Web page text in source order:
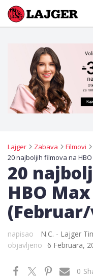
Lajger
Lajger Zabava
Filmovi
20
HBO Max
napisao
N.C. - Lajger
objavljeno
6 Februara,
0